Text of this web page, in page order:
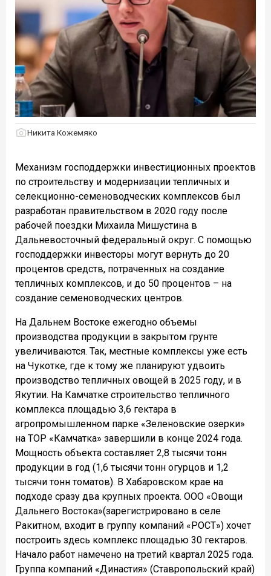
Никита Кожемяко
Механизм господдержки инвестиционных проектов
по строительству и модернизации тепличных и
селекционно-семеноводческих комплексов был
разработан правительством в 2020 году после
рабочей поездки Михаила Мишустина в
Дальневосточный федеральный округ. С помощью
господдержки инвесторы могут вернуть до 20
процентов средств, потраченных на создание
тепличных комплексов, и до 50 процентов – на
создание семеноводческих центров.
На Дальнем Востоке ежегодно объемы
производства продукции в закрытом грунте
увеличиваются. Так, местные комплексы уже есть
на Чукотке, где к тому же планируют удвоить
производство тепличных овощей в 2025 году, и в
Якутии. На Камчатке строительство тепличного
комплекса площадью 3,6 гектара в
агропромышленном парке «Зеленовские озерки»
на ТОР «Камчатка» завершили в конце 2024 года.
Мощность объекта составляет 2,8 тысячи тонн
продукции в год (1,6 тысячи тонн огурцов и 1,2
тысячи тонн томатов). В Хабаровском крае на
подходе сразу два крупных проекта. ООО «Овощи
Дальнего Востока»(зарегистрировано в селе
Ракитном, входит в группу компаний «РОСТ») хочет
построить здесь комплекс площадью 30 гектаров.
Начало работ намечено на третий квартал 2025 года.
Группа компаний «Династия» (Ставропольский край)